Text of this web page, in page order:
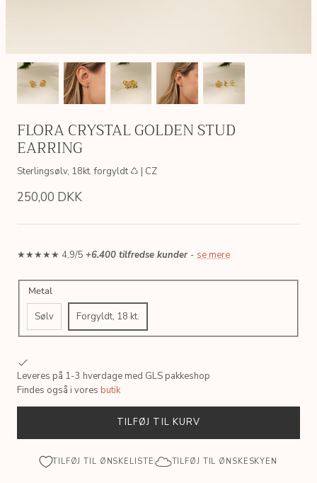
SIMPLE LINK GOLDEN CHAIN
Fra 200,00 DKK
LETTER
FLORA CRYSTAL GOLDEN STUD
EARRING
Sterlingsølv, 18kt. forgyldt ♺ | CZ
250,00 DKK
★★★★★ 4,9/5 +6.400 tilfredse kunder - se mere
Metal
Sølv
Forgyldt, 18 kt.
Leveres på 1-3 hverdage med GLS pakkeshop
Findes også i vores butik
TILFØJ TIL KURV
TILFØJ TIL ØNSKELISTE TILFØJ TIL ØNSKESKYEN